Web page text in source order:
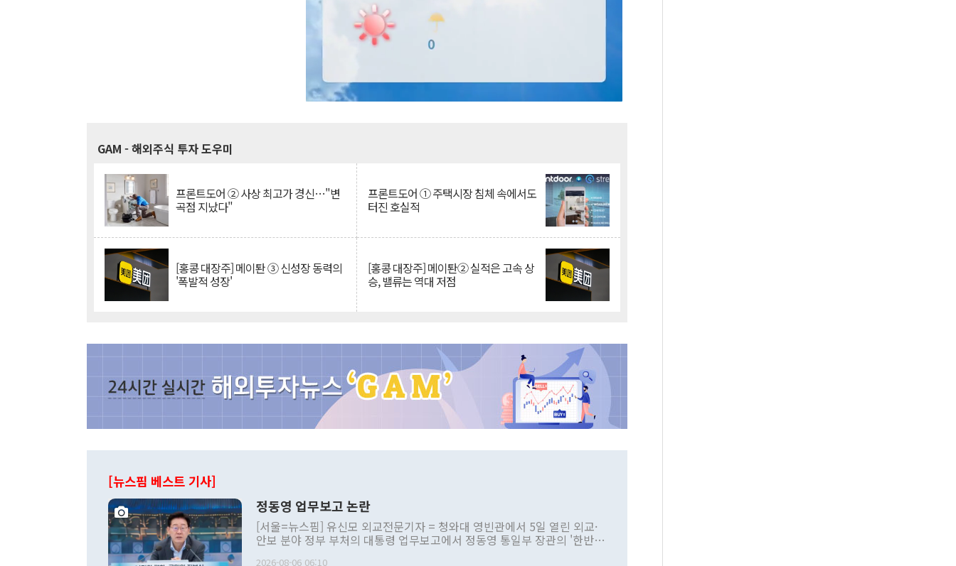
GAM - 해외주식 투자 도우미
프론트도어 ② 사상 최고가 경신…"변
곡점 지났다"
프론트도어 ① 주택시장 침체 속에서도
터진 호실적
[홍콩 대장주] 메이퇀 ③ 신성장 동력의
'폭발적 성장'
[홍콩 대장주] 메이퇀② 실적은 고속 상
승, 밸류는 역대 저점
[뉴스핌 베스트 기사]
정동영 업무보고 논란
[서울=뉴스핌] 유신모 외교전문기자 = 청와대 영빈관에서 5일 열린 외교·
안보 분야 정부 부처의 대통령 업무보고에서 정동영 통일부 장관의 '한반도
2026-08-06 06:10